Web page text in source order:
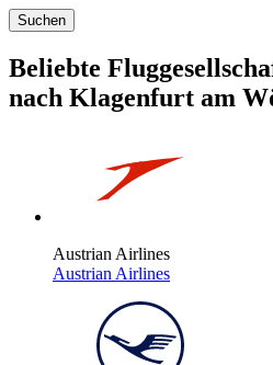
Suchen
Beliebte
nach Klagenfurt am
Austrian Airlines
Austrian Airlines